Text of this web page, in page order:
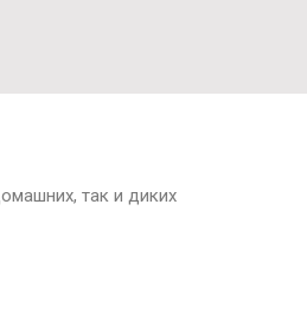
так и диких